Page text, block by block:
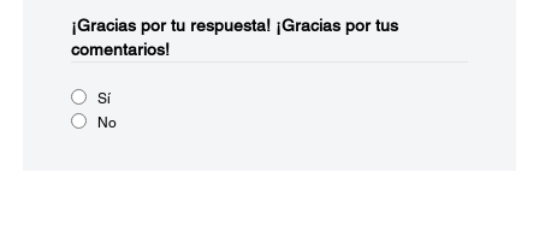
¡Gracias por tu respuesta! ¡Gracias por tus
comentarios!
Sí
No